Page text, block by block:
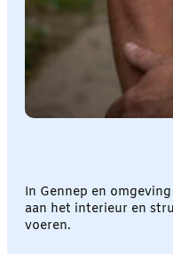
In Gennep en
aan het interieur en
voeren.